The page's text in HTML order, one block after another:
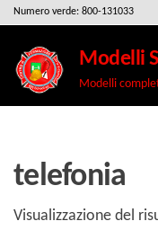
Salta
vai
contenuto
Numero verde: 800-131033
Modelli
Modelli
telefonia
Visualizzazione del